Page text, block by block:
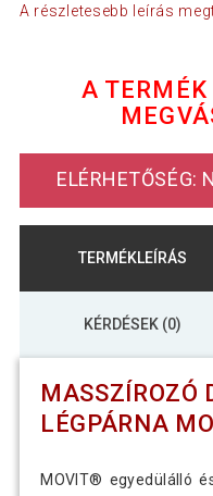
A részletesebb leírás
A
ELÉRHETŐSÉG:
TERMÉKLEÍRÁS
KÉRDÉSEK (0)
MASSZÍROZÓ
LÉGPÁRNA
MOVIT® egyedülálló